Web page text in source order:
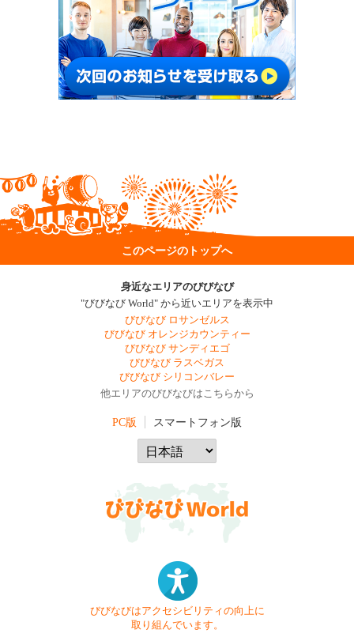
このページのトップへ
身近なエリアのびびなび
"びびなび World" から近いエリアを表示中
びびなび ロサンゼルス
びびなび オレンジカウンティー
びびなび サンディエゴ
びびなび ラスベガス
びびなび シリコンバレー
他エリアのびびなびはこちらから
PC版 スマートフォン版
びびなびはアクセシビリティの向上に
取り組んでいます。